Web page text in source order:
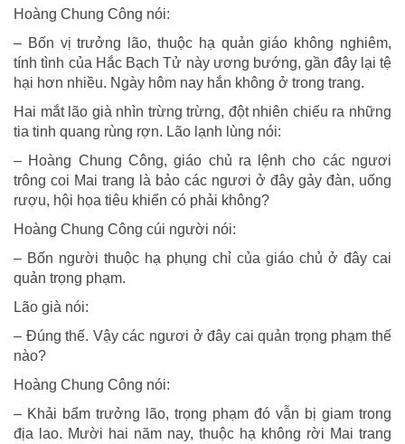
Hoàng Chung Công nói:
– Bốn vị trưởng lão, thuộc hạ quản giáo không nghiêm,
tính tình của Hắc Bạch Tử này ương bướng, gần đây lại tệ
hại hơn nhiều. Ngày hôm nay hắn không ở trong trang.
Hai mắt lão già nhìn trừng trừng, đột nhiên chiếu ra những
tia tinh quang rùng rợn. Lão lạnh lùng nói:
– Hoàng Chung Công, giáo chủ ra lệnh cho các ngươi
trông coi Mai trang là bảo các ngươi ở đây gảy đàn, uống
rượu, hội họa tiêu khiển có phải không?
Hoàng Chung Công cúi người nói:
– Bốn người thuộc hạ phụng chỉ của giáo chủ ở đây cai
quản trọng phạm.
Lão già nói:
– Đúng thế. Vậy các ngươi ở đây cai quản trọng phạm thế
nào?
Hoàng Chung Công nói:
– Khải bẩm trưởng lão, trọng phạm đó vẫn bị giam trong
địa lao. Mười hai năm nay, thuộc hạ không rời Mai trang